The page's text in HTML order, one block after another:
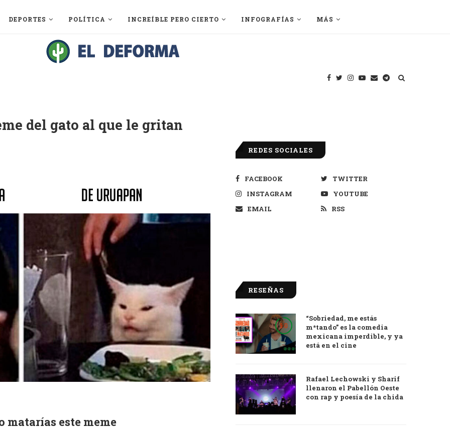
DEPORTES POLÍTICA INCREÍBLE PERO CIERTO INFOGRAFÍAS MÁS
del gato al que le gritan
matarías este meme
REDES SOCIALES
FACEBOOK
TWITTER
INSTAGRAM
YOUTUBE
EMAIL
RSS
RESEÑAS
9.0
“Sobriedad, me estás
m*tando” es la comedia
mexicana imperdible, y ya
está en el cine
Rafael Lechowski y Sharif
llenaron el Pabellón Oeste
con rap y poesía de la chida